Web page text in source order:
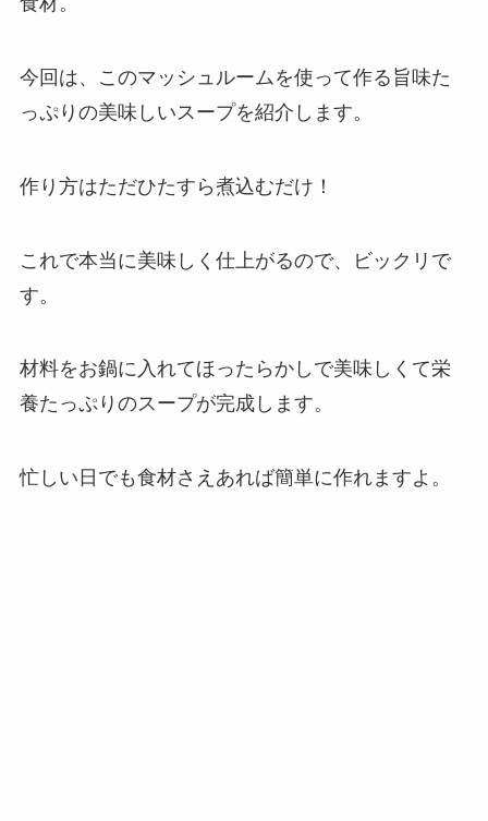
今回は、このマッシュルームを使って作る旨味た
っぷりの美味しいスープを紹介します。
作り方はただひたすら煮込むだけ！
これで本当に美味しく仕上がるので、ビックリで
す。
材料をお鍋に入れてほったらかしで美味しくて栄
養たっぷりのスープが完成します。
忙しい日でも食材さえあれば簡単に作れますよ。